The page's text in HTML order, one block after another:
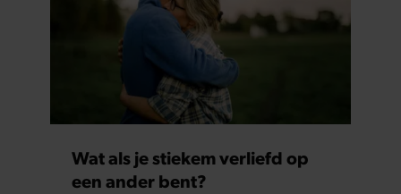
Wat als je stiekem verliefd op
een ander bent?